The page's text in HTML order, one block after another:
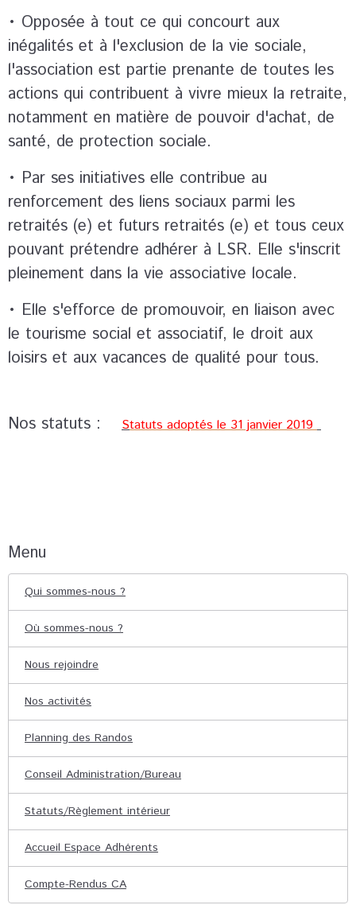
• Opposée à tout ce qui concourt aux
inégalités et à l'exclusion de la vie sociale,
l'association est partie prenante de toutes les
actions qui contribuent à vivre mieux la retraite,
notamment en matière de pouvoir d'achat, de
santé, de protection sociale.
• Par ses initiatives elle contribue au
renforcement des liens sociaux parmi les
retraités (e) et futurs retraités (e) et tous ceux
pouvant prétendre adhérer à LSR. Elle s'inscrit
pleinement dans la vie associative locale.
• Elle s'efforce de promouvoir, en liaison avec
le tourisme social et associatif, le droit aux
loisirs et aux vacances de qualité pour tous.
Nos statuts : Statuts adoptés le 31 janvier 2019
Menu
Qui sommes-nous ?
Où sommes-nous ?
Nous rejoindre
Nos activités
Planning des Randos
Conseil Administration/Bureau
Statuts/Règlement intérieur
Accueil Espace Adhérents
Compte-Rendus CA